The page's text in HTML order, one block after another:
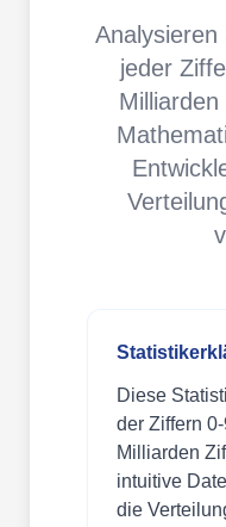
Analysieren
jeder
Diese
der Ziffern
Milliarden
intuitive
die